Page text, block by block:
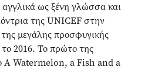
αγγλικά ως ξένη γλώσσα και
της UNICEF στην
μεγάλης προσφυγικής
2016. Το πρώτο της
A Watermelon, a Fish and a